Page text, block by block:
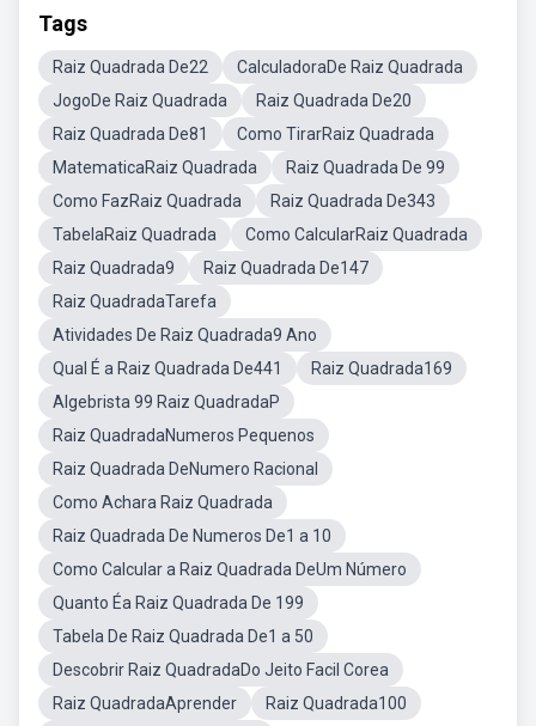
Tags
Raiz Quadrada De22
CalculadoraDe Raiz Quadrada
JogoDe Raiz Quadrada
Raiz Quadrada De20
Raiz Quadrada De81
Como TirarRaiz Quadrada
MatematicaRaiz Quadrada
Raiz Quadrada De 99
Como FazRaiz Quadrada
Raiz Quadrada De343
TabelaRaiz Quadrada
Como CalcularRaiz Quadrada
Raiz Quadrada9
Raiz Quadrada De147
Raiz QuadradaTarefa
Atividades De Raiz Quadrada9 Ano
Qual É a Raiz Quadrada De441
Raiz Quadrada169
Algebrista 99 Raiz QuadradaP
Raiz QuadradaNumeros Pequenos
Raiz Quadrada DeNumero Racional
Como Achara Raiz Quadrada
Raiz Quadrada De Numeros De1 a 10
Como Calcular a Raiz Quadrada DeUm Número
Quanto Éa Raiz Quadrada De 199
Tabela De Raiz Quadrada De1 a 50
Descobrir Raiz QuadradaDo Jeito Facil Corea
Raiz QuadradaAprender
Raiz Quadrada100